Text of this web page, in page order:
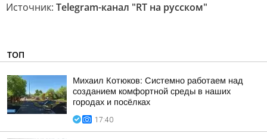
Источник: Telegram-канал "RT на русском"
ТОП
Михаил Котюков: Системно работаем над
созданием комфортной среды в наших
городах и посёлках
17:40